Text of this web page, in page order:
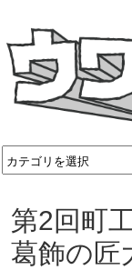
第2回町
葛飾の匠